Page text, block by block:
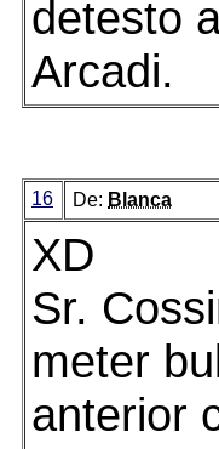
detesto
Arcadi.
16 De: Blanca
XD
Sr.
meter
anterior